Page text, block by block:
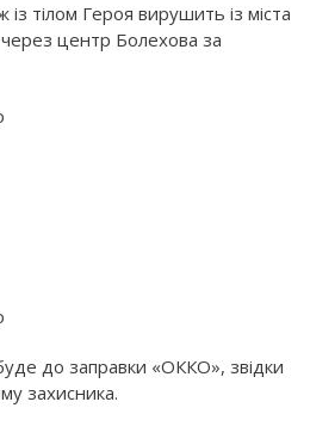
тілом Героя вирушить із міста
центр Болехова за
до заправки «ОККО», звідки
захисника.